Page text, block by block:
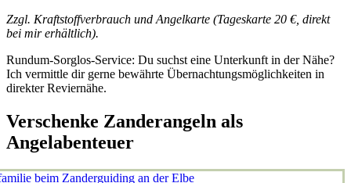
Zzgl. Kraftstoffverbrauch und Angelkarte (Tageskarte 20 €, direkt
bei mir erhältlich).
Rundum-Sorglos-Service: Du suchst eine Unterkunft in der Nähe?
Ich vermittle dir gerne bewährte Übernachtungsmöglichkeiten in
direkter Reviernähe.
Verschenke Zanderangeln als
Angelabenteuer